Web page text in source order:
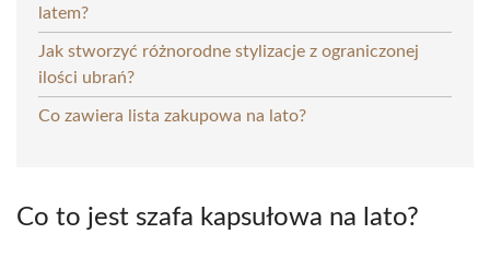
latem?
Jak stworzyć różnorodne stylizacje z ograniczonej
ilości ubrań?
Co zawiera lista zakupowa na lato?
Co to jest szafa kapsułowa na lato?